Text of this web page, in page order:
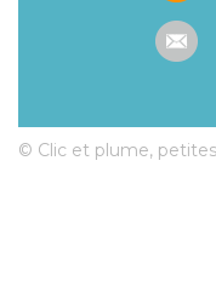
© Clic et plume,